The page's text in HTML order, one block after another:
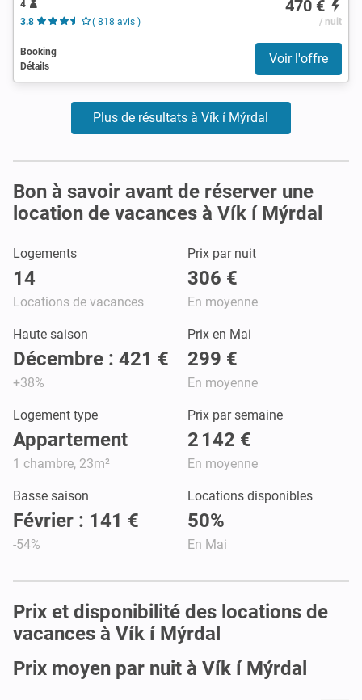
4
3.8
( 818 avis )
470 €
/ nuit
Booking
Détails
Voir l'offre
Plus de résultats à Vík í Mýrdal
Bon à savoir avant de réserver une
location de vacances à Vík í Mýrdal
Logements
14
Locations de vacances
Prix par nuit
306 €
En moyenne
Haute saison
Décembre : 421 €
+38%
Prix en Mai
299 €
En moyenne
Logement type
Appartement
1 chambre, 23m²
Prix par semaine
2 142 €
En moyenne
Basse saison
Février : 141 €
-54%
Locations disponibles
50%
En Mai
Prix et disponibilité des locations de
vacances à Vík í Mýrdal
Prix moyen par nuit à Vík í Mýrdal